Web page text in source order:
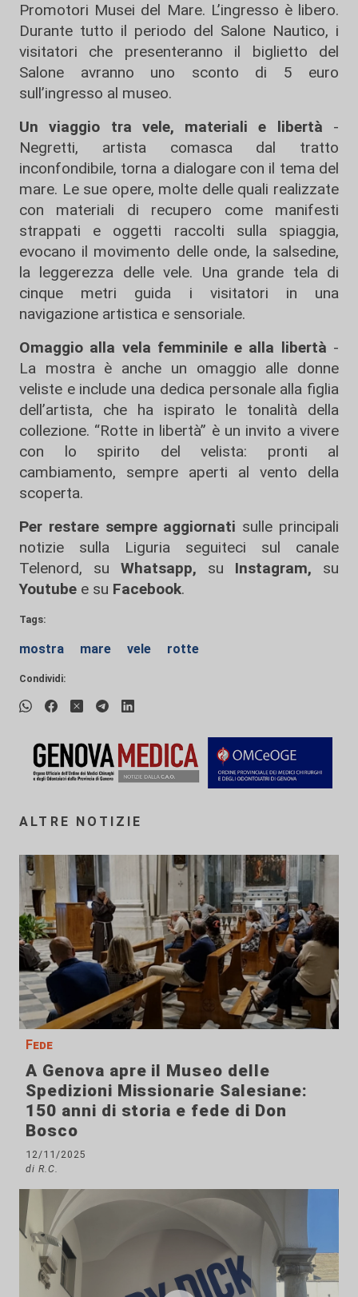
Promotori Musei del Mare. L’ingresso è libero.
Durante tutto il periodo del Salone Nautico, i
visitatori che presenteranno il biglietto del
Salone avranno uno sconto di 5 euro
sull’ingresso al museo.
Un viaggio tra vele, materiali e libertà -
Negretti, artista comasca dal tratto
inconfondibile, torna a dialogare con il tema del
mare. Le sue opere, molte delle quali realizzate
con materiali di recupero come manifesti
strappati e oggetti raccolti sulla spiaggia,
evocano il movimento delle onde, la salsedine,
la leggerezza delle vele. Una grande tela di
cinque metri guida i visitatori in una
navigazione artistica e sensoriale.
Omaggio alla vela femminile e alla libertà -
La mostra è anche un omaggio alle donne
veliste e include una dedica personale alla figlia
dell’artista, che ha ispirato le tonalità della
collezione. “Rotte in libertà” è un invito a vivere
con lo spirito del velista: pronti al
cambiamento, sempre aperti al vento della
scoperta.
Per restare sempre aggiornati sulle principali
notizie sulla Liguria seguiteci sul canale
Telenord, su
Whatsapp, su Instagram, su
Youtube e su Facebook.
Tags:
mostra mare vele rotte
Condividi:
ALTRE NOTIZIE
Fede
A Genova apre il Museo delle
Spedizioni Missionarie Salesiane:
150 anni di storia e fede di Don
Bosco
12/11/2025
di R.C.